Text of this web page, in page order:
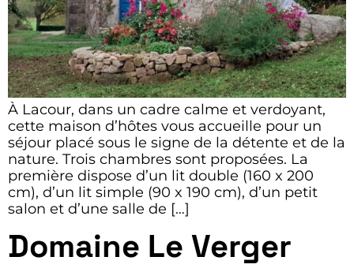
À Lacour, dans un cadre calme et verdoyant,
cette maison d’hôtes vous accueille pour un
séjour placé sous le signe de la détente et de la
nature. Trois chambres sont proposées. La
première dispose d’un lit double (160 x 200
cm), d’un lit simple (90 x 190 cm), d’un petit
salon et d’une salle de […]
Domaine Le Verger